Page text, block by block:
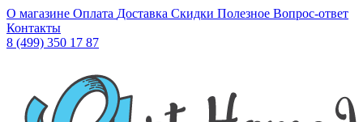
О магазине Оплата Доставка Скидки Полезное Вопрос-ответ
Контакты
8 (499) 350 17 87